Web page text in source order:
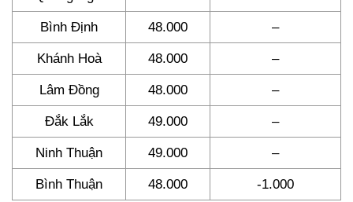
Bình Định 48.000 –
Khánh Hoà 48.000 –
Lâm Đồng 48.000 –
Đắk Lắk 49.000 –
Ninh Thuận 49.000 –
Bình Thuận 48.000 -1.000